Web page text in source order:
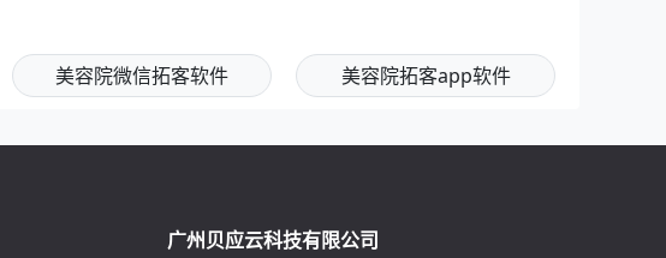
美容院微信拓客软件 美容院拓客app软件
广州贝应云科技有限公司